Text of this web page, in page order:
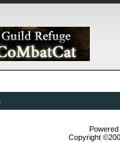
Copyright